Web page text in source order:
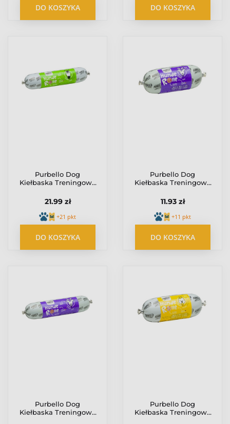
DO KOSZYKA DO KOSZYKA
Purbello Dog
Kiełbaska Treningowa
400g
21.99 zł
+21 pkt
DO KOSZYKA
Purbello Dog
Kiełbaska Treningowa
200g
11.93 zł
+11 pkt
DO KOSZYKA
Purbello Dog
Kiełbaska Treningowa
Purbello Dog
Kiełbaska Treningowa